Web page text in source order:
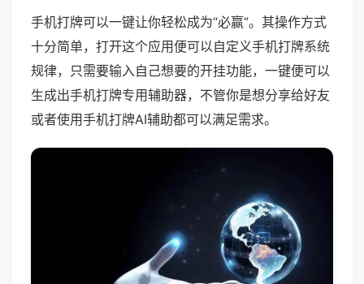
手机打牌可以一键让你轻松成为“必赢”。其操作方式
十分简单，打开这个应用便可以自定义手机打牌系统
规律，只需要输入自己想要的开挂功能，一键便可以
生成出手机打牌专用辅助器，不管你是想分享给好友
或者使用手机打牌AI辅助都可以满足需求。